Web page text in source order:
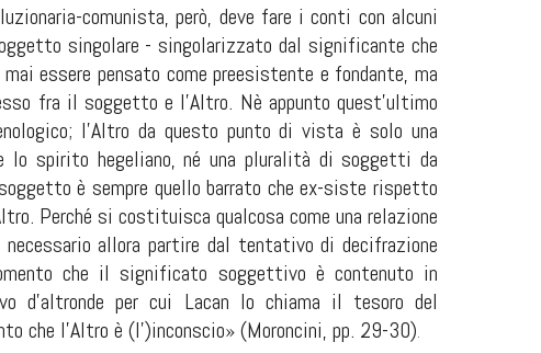
comunista, però, deve fare i conti con alcuni
singolare - singolarizzato dal significante che
essere pensato come preesistente e fondante, ma
fra il soggetto e l'Altro. Nè appunto quest'ultimo
l'Altro da questo punto di vista è solo una
spirito hegeliano, né una pluralità di soggetti da
è sempre quello barrato che ex-siste rispetto
Perché si costituisca qualcosa come una relazione
allora partire dal tentativo di decifrazione
che il significato soggettivo è contenuto in
d'altronde per cui Lacan lo chiama il tesoro del
che l'Altro è (l')inconscio» (Moroncini, pp. 29-30).